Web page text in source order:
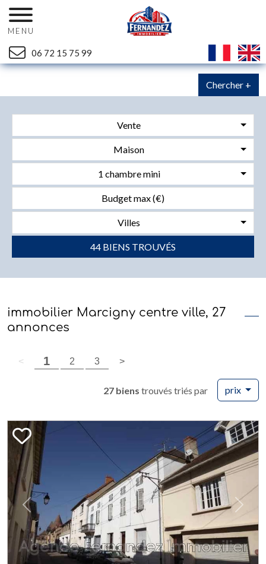
MENU
06 72 15 75 99
Chercher +
Vente
Maison
1 chambre mini
Villes
44 BIENS TROUVÉS
immobilier Marcigny centre ville, 27
annonces
< page précédente
1 (page courante)
2 3(page courante)
>page suivante
27 biens trouvés triés par prix
Previous Next